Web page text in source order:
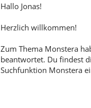
Hallo Jonas!
Herzlich willkommen!
Zum Thema Monstera
beantwortet. Du findest
Suchfunktion Monstera